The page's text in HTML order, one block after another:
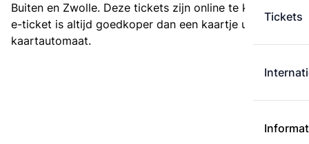
Tickets
Buiten en Zwolle. Deze tickets zijn online te koop. Een
e-ticket is altijd goedkoper dan een kaartje uit de
kaartautomaat.